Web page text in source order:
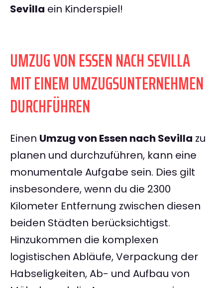
Sevilla ein Kinderspiel!
UMZUG VON ESSEN NACH SEVILLA
MIT EINEM UMZUGSUNTERNEHMEN
DURCHFÜHREN
Einen Umzug von Essen nach Sevilla zu
planen und durchzuführen, kann eine
monumentale Aufgabe sein. Dies gilt
insbesondere, wenn du die 2300
Kilometer Entfernung zwischen diesen
beiden Städten berücksichtigst.
Hinzukommen die komplexen
logistischen Abläufe, Verpackung der
Habseligkeiten, Ab- und Aufbau von